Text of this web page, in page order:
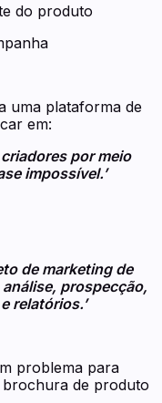
do produto
uma plataforma de
em:
por meio
impossível.’
de marketing de
prospecção,
relatórios.’
problema para
brochura de produto